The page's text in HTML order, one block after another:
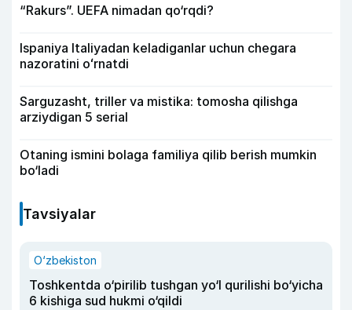
“Rakurs”. UEFA nimadan qo‘rqdi?
Ispaniya Italiyadan keladiganlar uchun chegara
nazoratini oʻrnatdi
Sarguzasht, triller va mistika: tomosha qilishga
arziydigan 5 serial
Otaning ismini bolaga familiya qilib berish mumkin
bo‘ladi
Tavsiyalar
O‘zbekiston
Toshkentda o‘pirilib tushgan yo‘l qurilishi bo‘yicha
6 kishiga sud hukmi o‘qildi